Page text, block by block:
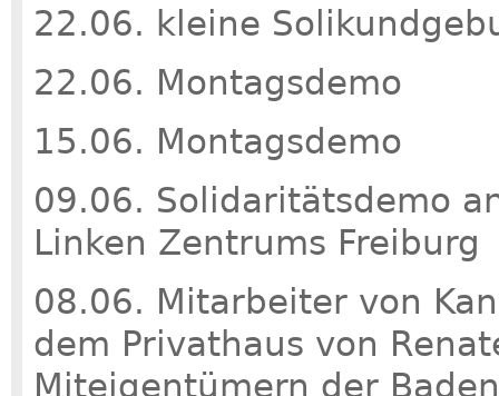
22.06. kleine
22.06. Montagsdemo
15.06. Montagsdemo
09.06. Solidaritätsdemo
Linken Zentrums Freiburg
08.06. Mitarbeiter von
dem Privathaus von
Miteigentümern der